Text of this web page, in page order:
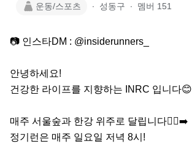
운동/스포츠 ∙ 성동구 ∙ 멤버 151
📷 인스타DM : @insiderunners_
안녕하세요!
건강한 라이프를 지향하는 INRC 입니다😊
매주 서울숲과 한강 위주로 달립니다🏃‍♂️‍➡️
정기런은 매주 일요일 저녁 8시!